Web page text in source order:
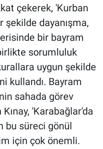
çekerek, 'Kurban
şekilde dayanışma,
bir bayram
sorumluluk
uygun şekilde
kullandı. Bayram
sahada görev
Kınay, 'Karabağlar'da
bu süreci gönül
için çok önemli.